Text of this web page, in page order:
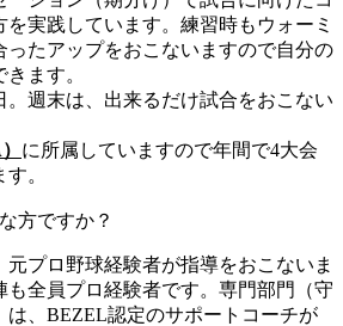
を実践しています。練習時もウォーミ
ったアップをおこないますので自分の
ます。
。週末は、出来るだけ試合をおこない
に所属していますので年間で4大会
。
方ですか？
プロ野球経験者が指導をおこないま
も全員プロ経験者です。専門部門（守
は、BEZEL認定のサポートコーチが